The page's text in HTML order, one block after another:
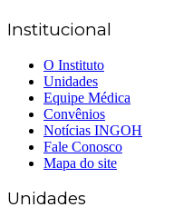
Institucional
O Instituto
Unidades
Equipe Médica
Convênios
Notícias INGOH
Fale Conosco
Mapa do site
Unidades